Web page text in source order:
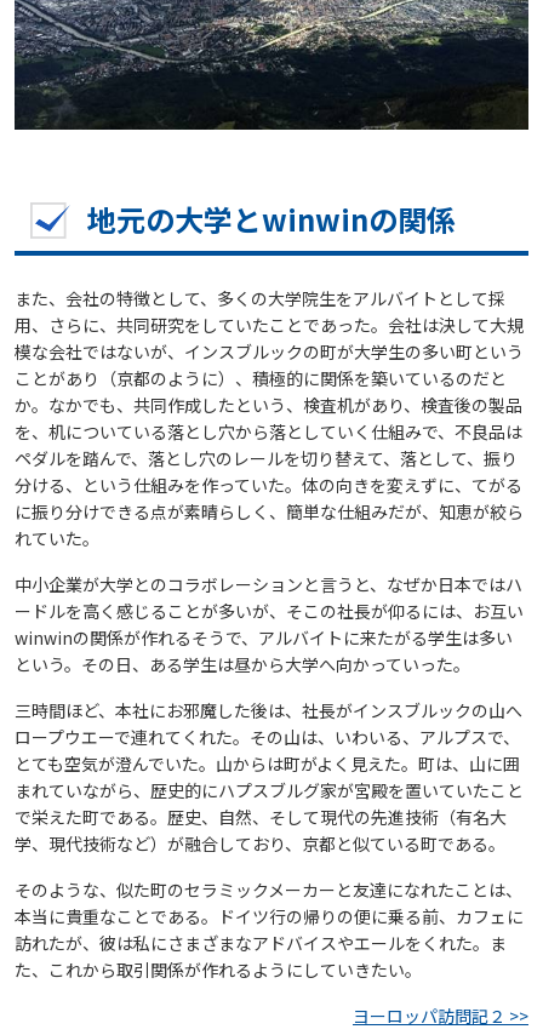
地元の大学とwinwinの関係
また、会社の特徴として、多くの大学院生をアルバイトとして採
用、さらに、共同研究をしていたことであった。会社は決して大規
模な会社ではないが、インスブルックの町が大学生の多い町という
ことがあり（京都のように）、積極的に関係を築いているのだと
か。なかでも、共同作成したという、検査机があり、検査後の製品
を、机についている落とし穴から落としていく仕組みで、不良品は
ペダルを踏んで、落とし穴のレールを切り替えて、落として、振り
分ける、という仕組みを作っていた。体の向きを変えずに、てがる
に振り分けできる点が素晴らしく、簡単な仕組みだが、知恵が絞ら
れていた。
中小企業が大学とのコラボレーションと言うと、なぜか日本ではハ
ードルを高く感じることが多いが、そこの社長が仰るには、お互い
winwinの関係が作れるそうで、アルバイトに来たがる学生は多い
という。その日、ある学生は昼から大学へ向かっていった。
三時間ほど、本社にお邪魔した後は、社長がインスブルックの山へ
ロープウエーで連れてくれた。その山は、いわいる、アルプスで、
とても空気が澄んでいた。山からは町がよく見えた。町は、山に囲
まれていながら、歴史的にハプスブルグ家が宮殿を置いていたこと
で栄えた町である。歴史、自然、そして現代の先進技術（有名大
学、現代技術など）が融合しており、京都と似ている町である。
そのような、似た町のセラミックメーカーと友達になれたことは、
本当に貴重なことである。ドイツ行の帰りの便に乗る前、カフェに
訪れたが、彼は私にさまざまなアドバイスやエールをくれた。ま
た、これから取引関係が作れるようにしていきたい。
ヨーロッパ訪問記２ >>